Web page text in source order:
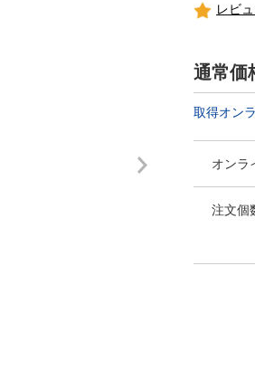
レビ
通常価
取得オン
オンラ
注文個